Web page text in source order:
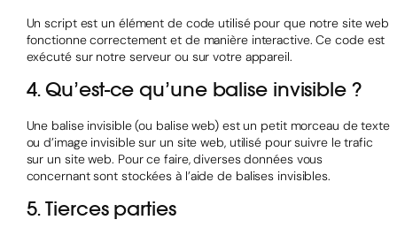
Un script est un élément de code utilisé pour que notre site web
fonctionne correctement et de manière interactive. Ce code est
exécuté sur notre serveur ou sur votre appareil.
4. Qu’est-ce qu’une balise invisible ?
Une balise invisible (ou balise web) est un petit morceau de texte
ou d’image invisible sur un site web, utilisé pour suivre le trafic
sur un site web. Pour ce faire, diverses données vous
concernant sont stockées à l’aide de balises invisibles.
5. Tierces parties